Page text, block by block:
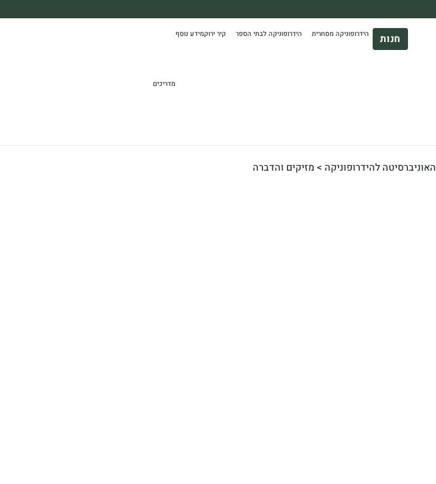
*בהתאם להגבלת גודל ומשקל
חנות הידרופוניקה מסחרית הידרופוניקה לבתי הספר קיר ירוקמידע נוסף
מדריכים
האוניברסיטה להידרופוניקה > מזיקים והדברה